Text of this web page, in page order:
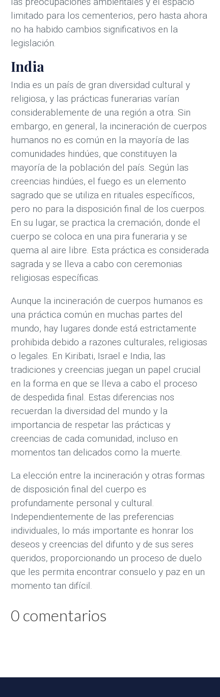
limitado para los cementerios, pero hasta ahora
no ha habido cambios significativos en la
legislación.
India
India es un país de gran diversidad cultural y
religiosa, y las prácticas funerarias varían
considerablemente de una región a otra. Sin
embargo, en general, la incineración de cuerpos
humanos no es común en la mayoría de las
comunidades hindúes, que constituyen la
mayoría de la población del país. Según las
creencias hindúes, el fuego es un elemento
sagrado que se utiliza en rituales específicos,
pero no para la disposición final de los cuerpos.
En su lugar, se practica la cremación, donde el
cuerpo se coloca en una pira funeraria y se
quema al aire libre. Esta práctica es considerada
sagrada y se lleva a cabo con ceremonias
religiosas específicas.
Aunque la incineración de cuerpos humanos es
una práctica común en muchas partes del
mundo, hay lugares donde está estrictamente
prohibida debido a razones culturales, religiosas
o legales. En Kiribati, Israel e India, las
tradiciones y creencias juegan un papel crucial
en la forma en que se lleva a cabo el proceso
de despedida final. Estas diferencias nos
recuerdan la diversidad del mundo y la
importancia de respetar las prácticas y
creencias de cada comunidad, incluso en
momentos tan delicados como la muerte.
La elección entre la incineración y otras formas
de disposición final del cuerpo es
profundamente personal y cultural.
Independientemente de las preferencias
individuales, lo más importante es honrar los
deseos y creencias del difunto y de sus seres
queridos, proporcionando un proceso de duelo
que les permita encontrar consuelo y paz en un
momento tan difícil.
0 comentarios